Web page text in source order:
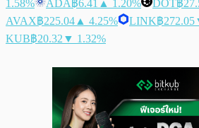
1.58%
ADA฿6.41 ▲ 1.20% DOT฿
AVAX฿225.04 ▲ 4.25% LINK฿272.05
KUB฿20.32 ▼ 1.32%